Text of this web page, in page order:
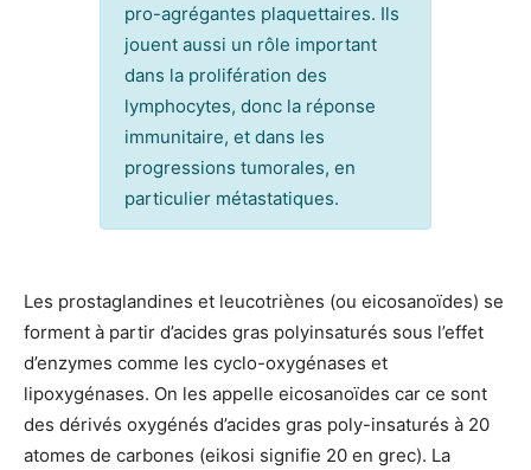
pro-agrégantes plaquettaires. Ils
jouent aussi un rôle important
dans la prolifération des
lymphocytes, donc la réponse
immunitaire, et dans les
progressions tumorales, en
particulier métastatiques.
Les prostaglandines et leucotriènes (ou eicosanoïdes) se
forment à partir d’acides gras polyinsaturés sous l’effet
d’enzymes comme les cyclo-oxygénases et
lipoxygénases. On les appelle eicosanoïdes car ce sont
des dérivés oxygénés d’acides gras poly-insaturés à 20
atomes de carbones (eikosi signifie 20 en grec). La